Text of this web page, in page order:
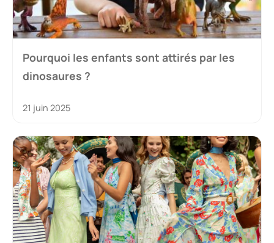
Pourquoi les enfants sont attirés par les
dinosaures ?
21 juin 2025